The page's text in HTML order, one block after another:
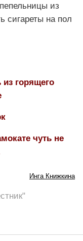
из
сигареты на пол
из горящего
чуть не
Инга Книжкина